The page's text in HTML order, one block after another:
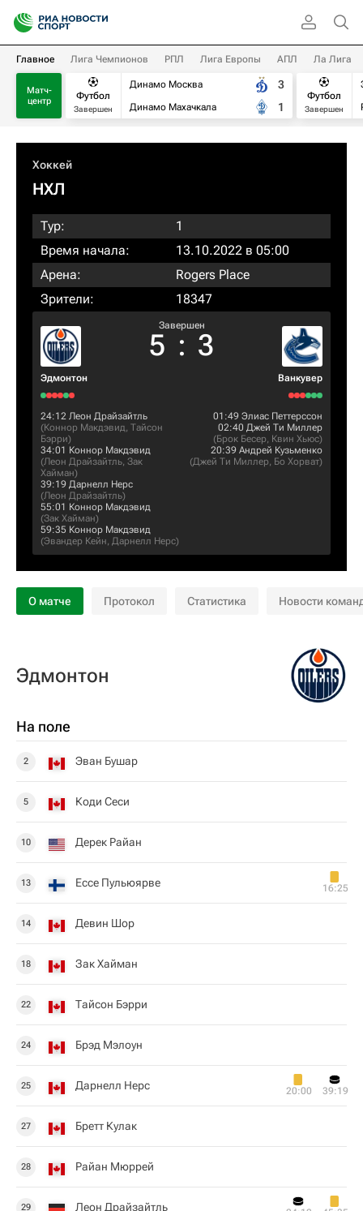
Главное Лига Чемпионов РПЛ Лига Европы АПЛ Ла Лига
Матч-
центр
Футбол
Завершен
Динамо Москва
Динамо Махачкала
3
1
Футбол
Завершен
Хоккей
НХЛ
Тур:
1
Время начала:
13.10.2022 в 05:00
Арена:
Rogers Place
Зрители:
18347
Эдмонтон
Завершен
5 : 3
Ванкувер
24:12 Леон Драйзайтль
(Коннор Макдэвид, Тайсон
Бэрри)
34:01 Коннор Макдэвид
(Леон Драйзайтль, Зак
Хайман)
39:19 Дарнелл Нерс
(Леон Драйзайтль)
55:01 Коннор Макдэвид
(Зак Хайман)
59:35 Коннор Макдэвид
(Эвандер Кейн, Дарнелл Нерс)
01:49 Элиас Петтерссон
02:40 Джей Ти Миллер
(Брок Бесер, Квин Хьюс)
20:39 Андрей Кузьменко
(Джей Ти Миллер, Бо Хорват)
О матче Протокол Статистика Новости
Эдмонтон
На поле
2 Эван Бушар
5 Коди Сеси
10 Дерек Райан
13 Ессе Пульюярве 16:25
14 Девин Шор
18 Зак Хайман
22 Тайсон Бэрри
24 Брэд Мэлоун
25 Дарнелл Нерс 20:00 39:19
27 Бретт Кулак
28 Райан Мюррей
29 Леон Драйзайтль